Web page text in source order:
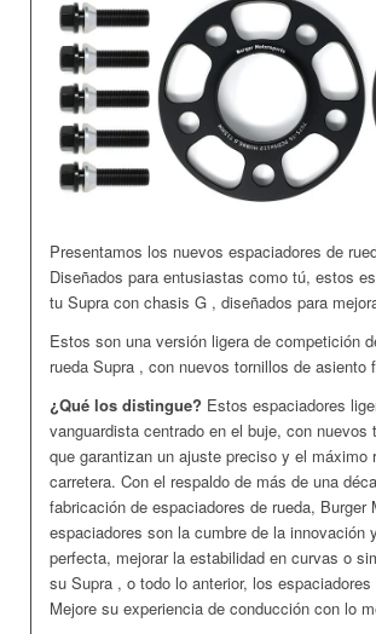
Presentamos los nuevos espaciadores de
Diseñados para entusiastas como tú, estos
tu Supra con chasis G , diseñados para
Estos son una versión ligera de competición
rueda Supra , con nuevos tornillos de asiento
¿Qué los distingue? Estos espaciadores
vanguardista centrado en el buje, con
que garantizan un ajuste preciso y el
carretera. Con el respaldo de más de una
fabricación de espaciadores de rueda,
espaciadores son la cumbre de la
perfecta, mejorar la estabilidad en curvas o
su Supra , o todo lo anterior, los
Mejore su experiencia de conducción con lo